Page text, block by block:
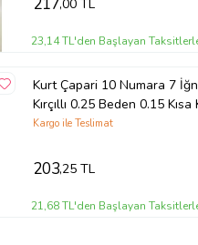
,00 TL
23,14 TL'den Başlayan
Kurt Çapari 10 Numara 7
Kırçıllı 0.25 Beden 0.15
Kargo ile Teslimat
203,25 TL
21,68 TL'den Başlayan